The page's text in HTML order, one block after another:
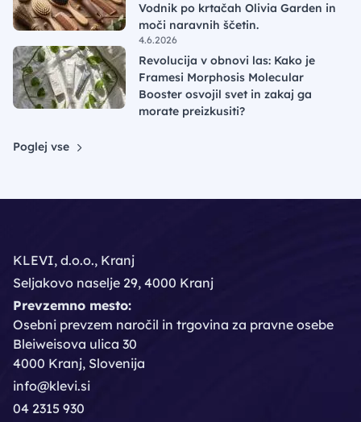
Vodnik po krtačah Olivia Garden in
moči naravnih ščetin.
4.6.2026
Revolucija v obnovi las: Kako je
Framesi Morphosis Molecular
Booster osvojil svet in zakaj ga
morate preizkusiti?
Poglej vse
KLEVI, d.o.o., Kranj
Seljakovo naselje 29, 4000 Kranj
Prevzemno mesto:
Osebni prevzem naročil in trgovina za pravne osebe
Bleiweisova ulica 30
4000 Kranj, Slovenija
info@klevi.si
04 2315 930